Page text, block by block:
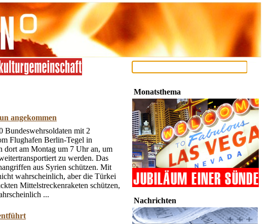
angekommen
Bundeswehrsoldaten mit 2
Flughafen Berlin-Tegel in
dort am Montag um 7 Uhr an, um
zu werden. Das
aus Syrien schützen. Mit
wahrscheinlich, aber die Türkei
Mittelstreckenraketen schützen,
...
Monatsthema
Nachrichten